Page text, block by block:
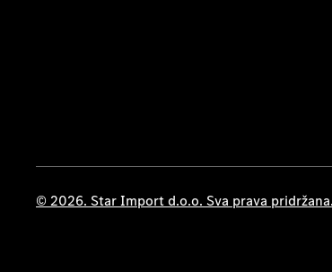
© 2026. Star Import d.o.o. Sva prava